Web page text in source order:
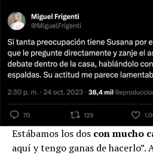
Estábamos los dos con mucho
aquí y tengo ganas de hacerlo”.